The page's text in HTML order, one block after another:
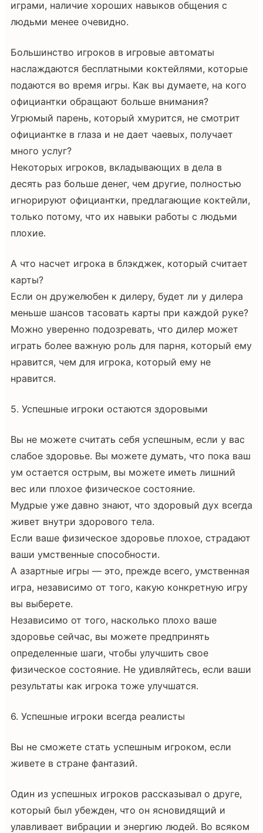
играми, наличие хороших навыков общения с
людьми менее очевидно.
Большинство игроков в игровые автоматы
наслаждаются бесплатными коктейлями, которые
подаются во время игры. Как вы думаете, на кого
официантки обращают больше внимания?
Угрюмый парень, который хмурится, не смотрит
официантке в глаза и не дает чаевых, получает
много услуг?
Некоторых игроков, вкладывающих в дела в
десять раз больше денег, чем другие, полностью
игнорируют официантки, предлагающие коктейли,
только потому, что их навыки работы с людьми
плохие.
А что насчет игрока в блэкджек, который считает
карты?
Если он дружелюбен к дилеру, будет ли у дилера
меньше шансов тасовать карты при каждой руке?
Можно уверенно подозревать, что дилер может
играть более важную роль для парня, который ему
нравится, чем для игрока, который ему не
нравится.
5. Успешные игроки остаются здоровыми
Вы не можете считать себя успешным, если у вас
слабое здоровье. Вы можете думать, что пока ваш
ум остается острым, вы можете иметь лишний
вес или плохое физическое состояние.
Мудрые уже давно знают, что здоровый дух всегда
живет внутри здорового тела.
Если ваше физическое здоровье плохое, страдают
ваши умственные способности.
А азартные игры — это, прежде всего, умственная
игра, независимо от того, какую конкретную игру
вы выберете.
Независимо от того, насколько плохо ваше
здоровье сейчас, вы можете предпринять
определенные шаги, чтобы улучшить свое
физическое состояние. Не удивляйтесь, если ваши
результаты как игрока тоже улучшатся.
6. Успешные игроки всегда реалисты
Вы не сможете стать успешным игроком, если
живете в стране фантазий.
Один из успешных игроков рассказывал о друге,
который был убежден, что он ясновидящий и
улавливает вибрации и энергию людей. Во всяком